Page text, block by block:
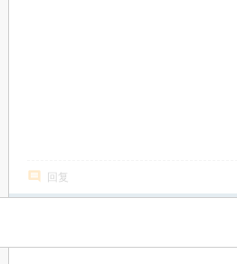
回复